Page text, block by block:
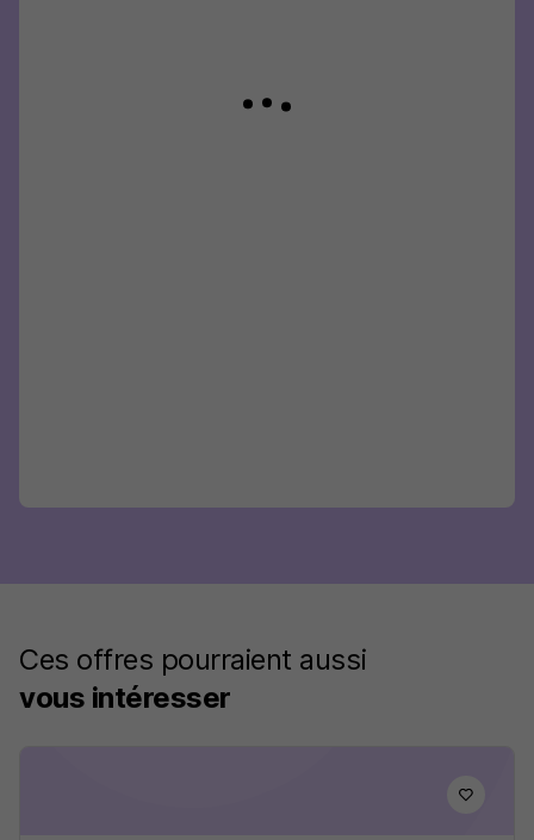
Ces offres pourraient aussi
vous intéresser